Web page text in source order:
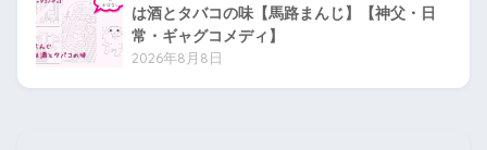
は酒とタバコの味【馬路まんじ】【神父・日
常・ギャグコメディ】
2026年8月8日